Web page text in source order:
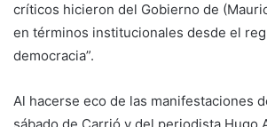
críticos hicieron del Gobierno de
en términos institucionales desde el
democracia”.
Al hacerse eco de las manifestaciones